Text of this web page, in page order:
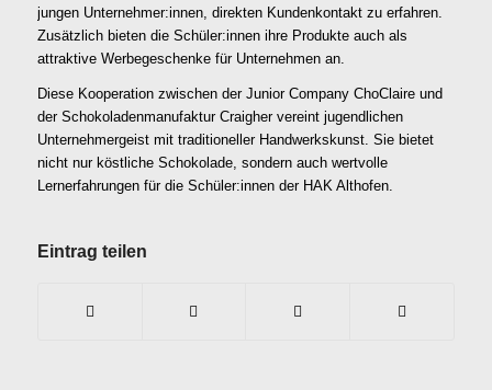
jungen Unternehmer:innen, direkten Kundenkontakt zu erfahren.
Zusätzlich bieten die Schüler:innen ihre Produkte auch als
attraktive Werbegeschenke für Unternehmen an.
Diese Kooperation zwischen der Junior Company ChoClaire und
der Schokoladenmanufaktur Craigher vereint jugendlichen
Unternehmergeist mit traditioneller Handwerkskunst. Sie bietet
nicht nur köstliche Schokolade, sondern auch wertvolle
Lernerfahrungen für die Schüler:innen der HAK Althofen.
Eintrag teilen